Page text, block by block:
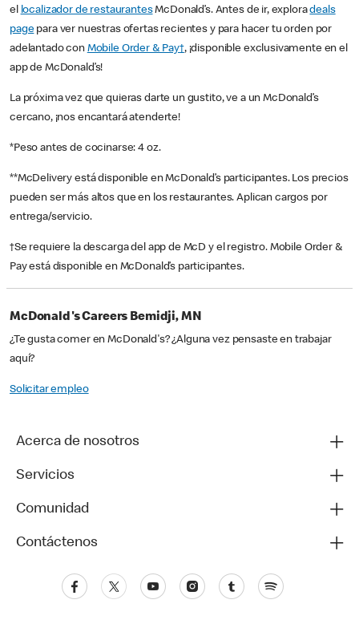
el localizador de restaurantesMcDonald’s. Antes de ir, exploradeals
pagepara ver nuestras ofertas recientes y para hacer tu orden por
adelantado con Mobile Order & Pay†, ¡disponible exclusivamente en el
app de McDonald’s!
La próxima vez que quieras darte un gustito, ve a un McDonald’s
cercano, ¡nos encantará atenderte!
*Peso antes de cocinarse: 4 oz.
**McDelivery está disponible en McDonald’s participantes. Los precios
pueden ser más altos que en los restaurantes. Aplican cargos por
entrega/servicio.
†Se requiere la descarga del app de McD y el registro. Mobile Order &
Pay está disponible en McDonald’s participantes.
McDonald's Careers Bemidji, MN
¿Te gusta comer en McDonald's? ¿Alguna vez pensaste en trabajar
aquí?
Solicitar empleo
Acerca de nosotros
Servicios
Comunidad
Contáctenos